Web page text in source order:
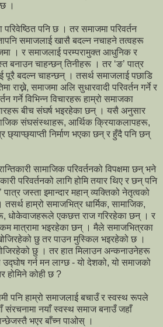
।
परिवेष्ठित पनि छ । तर समाजमा परिवर्तन
समाजलाई खासै बदल्न नचाहने तत्वहरू
। र समाजलाई परम्परामुक्त आधुनिक र
बनाउन चाहन्छन् तिनीहरू । तर ‘ङ’ पात्र
पूरै बदल्न चाहन्छन् । तसर्थ समाजलाई पछाडि
राख्ने, समाजमा अलि सुधारवादी परिवर्तन गर्ने र
गर्ने विभिन्न विचारहरू हाम्रो समाजका
बीच संघर्ष भइरहेका छन् । यसै अनुसार
संघसंस्थाहरू, आर्थिक क्रियाकलापहरू,
निर्माण भएका छन् र हुँदै पनि छन्
सामाजिक परिवर्तनको विपक्षमा छन् भने
परिवर्तनको लागि होमि तयार थिए र छन् पनि
जस्ता इमान्दार महान् व्यक्तिको नेतृत्वको
हाम्रो समाजभित्र धार्मिक, सामाजिक,
धोकेवाजहरूले एकछत्त राज गरिरहेका छन् । र
कम मात्रामा भइरहेका छन् । मैले समाजभित्रका
छु तर पाउन मुस्किल भइरहेको छ ।
छु । तर हात मिलाउन अन्कनाउनेहरू
गर्न मन लाग्छ - यो देशको, यो समाजको
होमिने कोही छ ?
पनि हाम्रो समाजलाई बचाउँ र स्वस्थ रूपले
नयाँ स्वस्थ समाज बनाउँ जहाँ
भएर बाँच्न पाओस् ।